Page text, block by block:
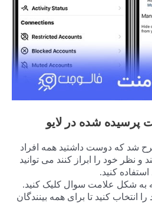
شد که دوست داشتید همه افراد
و نظر خود را ابراز کنند می توانید
کنید.
به شکل علامت سوال کلیک کنید.
کنید تا برای همه بینندگان